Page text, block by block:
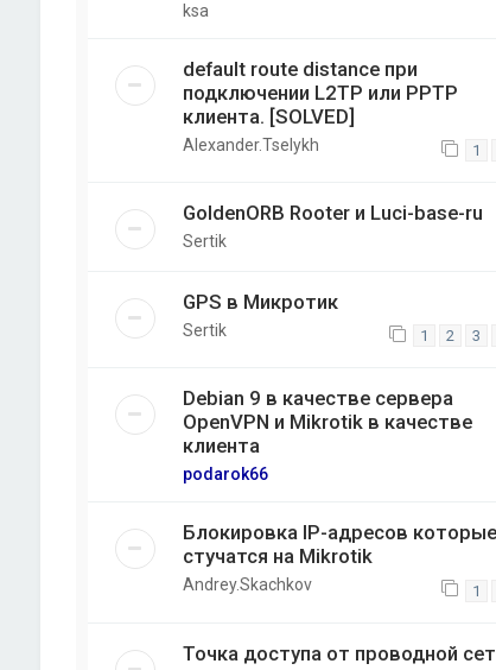
ksa
default route distance при
подключении L2TP или PPTP
клиента. [SOLVED]
Alexander.Tselykh 1
GoldenORB Rooter и Luci-base-ru
Sertik
GPS в Микротик
Sertik 1 2 3
Debian 9 в качестве сервера
OpenVPN и Mikrotik в качестве
клиента
podarok66
Блокировка IP-адресов которые
стучатся на Mikrotik
Andrey.Skachkov 1
Точка доступа от проводной